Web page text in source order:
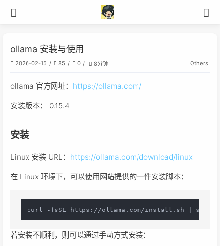
ollama 安装与使用
2026-02-15 85 0 8分钟 Others
ollama 官方网址： https://ollama.com/
安装版本： 0.15.4
安装
Linux 安装 URL： https://ollama.com/download/linux
在 Linux 环境下，可以使用网站提供的一件安装脚本：
若安装不顺利，则可以通过手动方式安装：